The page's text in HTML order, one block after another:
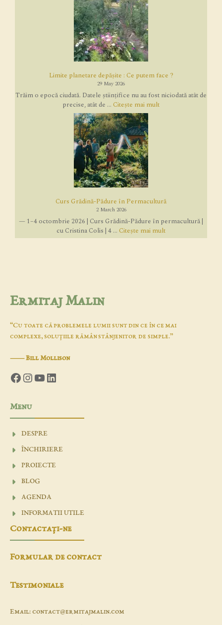
Limite planetare depășite : Ce putem face ?
29 May 2026
Trăim o epocă ciudată. Datele științifice nu au fost niciodată atât de
precise, atât de ... Citește mai mult
Curs Grădină-Pădure în Permacultură
2 March 2026
— 1–4 octombrie 2026 | Curs Grădină-Pădure în permacultură |
cu Cristina Colis | 4 ... Citește mai mult
Ermitaj Malin
“Cu toate că problemele lumii sunt din ce în ce mai
complexe, soluţiile rămân stânjenitor de simple.”
―Bill Mollison
Facebook
Instagram
YouTube
LinkedIn
Menu
DESPRE
ÎNCHIRIERE
PROIECTE
BLOG
AGENDA
INFORMATII UTILE
Contactaţi-ne
Formular de contact
Testimoniale
Email: contact@ermitajmalin.com